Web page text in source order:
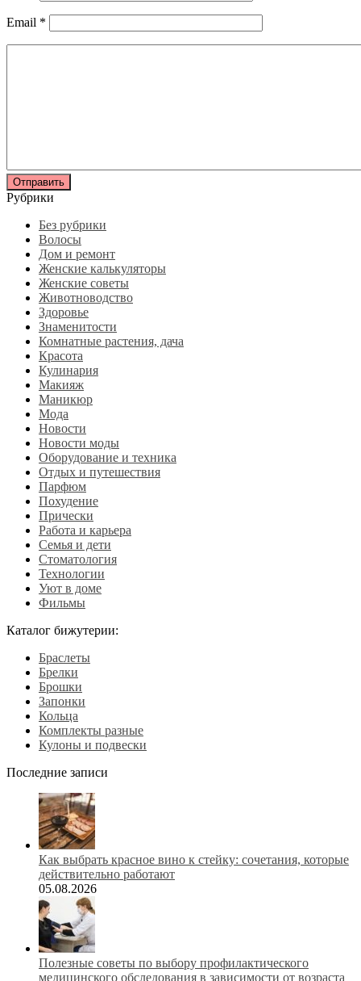
Email *
Рубрики
Без рубрики
Волосы
Дом и ремонт
Женские калькуляторы
Женские советы
Животноводство
Здоровье
Знаменитости
Комнатные растения, дача
Красота
Кулинария
Макияж
Маникюр
Мода
Новости
Новости моды
Оборудование и техника
Отдых и путешествия
Парфюм
Похудение
Прически
Работа и карьера
Семья и дети
Стоматология
Технологии
Уют в доме
Фильмы
Каталог бижутерии:
Браслеты
Брелки
Брошки
Запонки
Кольца
Комплекты разные
Кулоны и подвески
Последние записи
Как выбрать красное вино к стейку: сочетания, которые
действительно работают
05.08.2026
Полезные советы по выбору профилактического
медицинского обследования в зависимости от возраста